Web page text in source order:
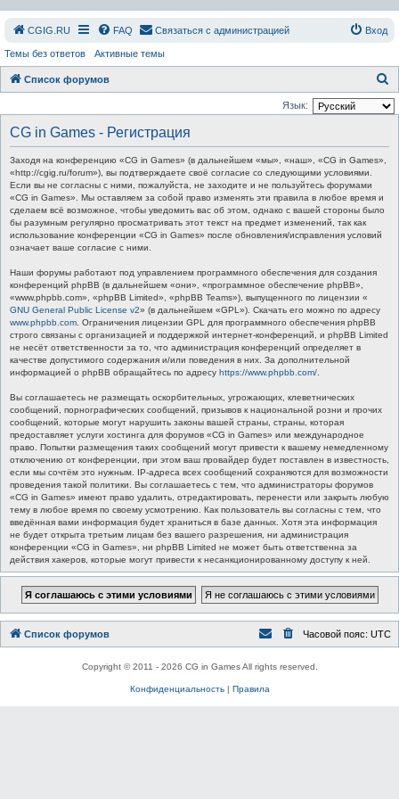
СGIG.RU FAQ Связаться с администрацией Вход
Темы без ответов Активные темы
Список форумов
о
Язык:
CG in Games - Регистрация
Заходя на конференцию «CG in Games» (в дальнейшем «мы», «наш», «CG in Games»,
«http://cgig.ru/forum»), вы подтверждаете своё согласие со следующими условиями.
Если вы не согласны с ними, пожалуйста, не заходите и не пользуйтесь форумами
«CG in Games». Мы оставляем за собой право изменять эти правила в любое время и
сделаем всё возможное, чтобы уведомить вас об этом, однако с вашей стороны было
бы разумным регулярно просматривать этот текст на предмет изменений, так как
использование конференции «CG in Games» после обновления/исправления условий
означает ваше согласие с ними.
Наши форумы работают под управлением программного обеспечения для создания
конференций phpBB (в дальнейшем «они», «программное обеспечение phpBB»,
«www.phpbb.com», «phpBB Limited», «phpBB Teams»), выпущенного по лицензии «
GNU General Public License v2» (в дальнейшем «GPL»). Скачать его можно по адресу
www.phpbb.com . Ограничения лицензии GPL для программного обеспечения phpBB
строго связаны с организацией и поддержкой интернет-конференций, и phpBB Limited
не несёт ответственности за то, что администрация конференций определяет в
качестве допустимого содержания и/или поведения в них. За дополнительной
информацией о phpBB обращайтесь по адресу https://www.phpbb.com/
Вы соглашаетесь не размещать оскорбительных, угрожающих, клеветнических
сообщений, порнографических сообщений, призывов к национальной розни и прочих
сообщений, которые могут нарушить законы вашей страны, страны, которая
предоставляет услуги хостинга для форумов «CG in Games» или международное
право. Попытки размещения таких сообщений могут привести к вашему немедленному
отключению от конференции, при этом ваш провайдер будет поставлен в известность,
если мы сочтём это нужным. IP-адреса всех сообщений сохраняются для возможности
проведения такой политики. Вы соглашаетесь с тем, что администраторы форумов
«CG in Games» имеют право удалить, отредактировать, перенести или закрыть любую
тему в любое время по своему усмотрению. Как пользователь вы согласны с тем, что
введённая вами информация будет храниться в базе данных. Хотя эта информация
не будет открыта третьим лицам без вашего разрешения, ни администрация
конференции «CG in Games», ни phpBB Limited не может быть ответственна за
действия хакеров, которые могут привести к несанкционированному доступу к ней.
Список форумов Часовой пояс: UTC
Copyright © 2011 - 2026 CG in Games All rights reserved.
Конфиденциальность| Правила